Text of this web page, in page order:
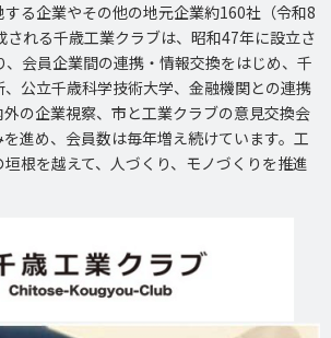
る企業やその他の地元企業約160社（令和8
れる千歳工業クラブは、昭和47年に設立さ
、会員企業間の連携・情報交換をはじめ、千
公立千歳科学技術大学、金融機関との連携
の企業視察、市と工業クラブの意見交換会
進め、会員数は毎年増え続けています。工
根を越えて、人づくり、モノづくりを推進